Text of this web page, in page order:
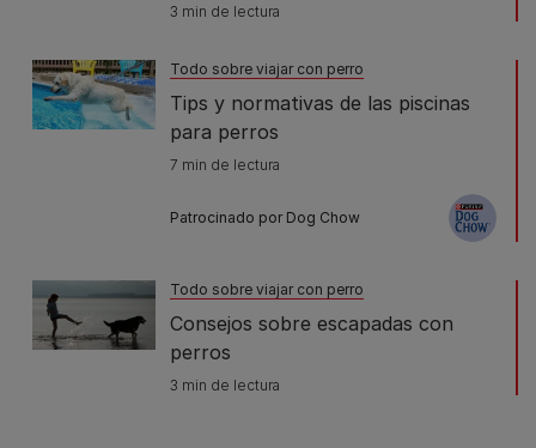
3 min de lectura
Todo sobre viajar con perro
Tips y normativas de las piscinas
para perros
7 min de lectura
Patrocinado por Dog Chow
Todo sobre viajar con perro
Consejos sobre escapadas con
perros
3 min de lectura